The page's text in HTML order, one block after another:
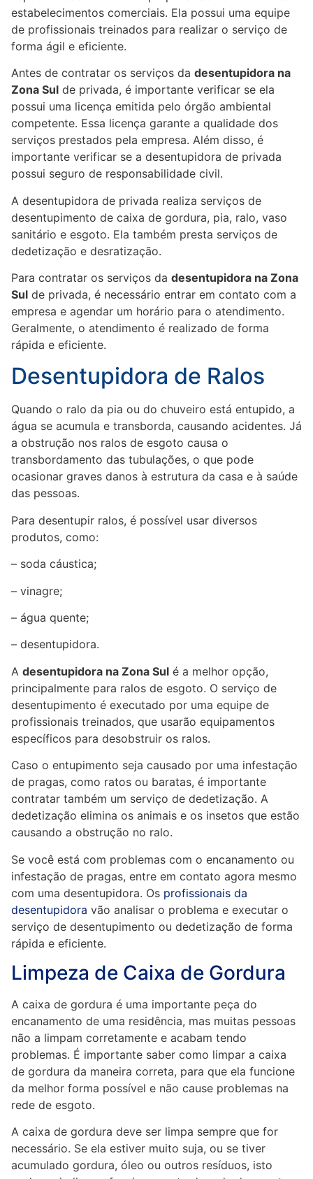
estabelecimentos comerciais. Ela possui uma equipe
de profissionais treinados para realizar o serviço de
forma ágil e eficiente.
Antes de contratar os serviços da desentupidora na
Zona Sul de privada, é importante verificar se ela
possui uma licença emitida pelo órgão ambiental
competente. Essa licença garante a qualidade dos
serviços prestados pela empresa. Além disso, é
importante verificar se a desentupidora de privada
possui seguro de responsabilidade civil.
A desentupidora de privada realiza serviços de
desentupimento de caixa de gordura, pia, ralo, vaso
sanitário e esgoto. Ela também presta serviços de
dedetização e desratização.
Para contratar os serviços da desentupidora na Zona
Sul de privada, é necessário entrar em contato com a
empresa e agendar um horário para o atendimento.
Geralmente, o atendimento é realizado de forma
rápida e eficiente.
Desentupidora de Ralos
Quando o ralo da pia ou do chuveiro está entupido, a
água se acumula e transborda, causando acidentes. Já
a obstrução nos ralos de esgoto causa o
transbordamento das tubulações, o que pode
ocasionar graves danos à estrutura da casa e à saúde
das pessoas.
Para desentupir ralos, é possível usar diversos
produtos, como:
– soda cáustica;
– vinagre;
– água quente;
– desentupidora.
A desentupidora na Zona Sul é a melhor opção,
principalmente para ralos de esgoto. O serviço de
desentupimento é executado por uma equipe de
profissionais treinados, que usarão equipamentos
específicos para desobstruir os ralos.
Caso o entupimento seja causado por uma infestação
de pragas, como ratos ou baratas, é importante
contratar também um serviço de dedetização. A
dedetização elimina os animais e os insetos que estão
causando a obstrução no ralo.
Se você está com problemas com o encanamento ou
infestação de pragas, entre em contato agora mesmo
com uma desentupidora. Os profissionais da
desentupidora vão analisar o problema e executar o
serviço de desentupimento ou dedetização de forma
rápida e eficiente.
Limpeza de Caixa de Gordura
A caixa de gordura é uma importante peça do
encanamento de uma residência, mas muitas pessoas
não a limpam corretamente e acabam tendo
problemas. É importante saber como limpar a caixa
de gordura da maneira correta, para que ela funcione
da melhor forma possível e não cause problemas na
rede de esgoto.
A caixa de gordura deve ser limpa sempre que for
necessário. Se ela estiver muito suja, ou se tiver
acumulado gordura, óleo ou outros resíduos, isto